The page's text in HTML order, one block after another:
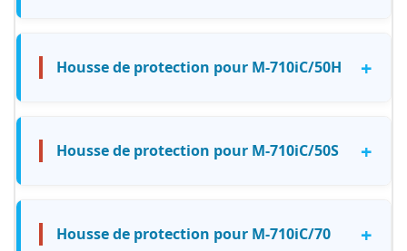
Housse de protection pour M-710iC/50H +
Housse de protection pour M-710iC/50S +
Housse de protection pour M-710iC/70 +